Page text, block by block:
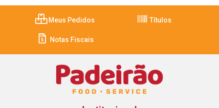
Meus Pedidos Títulos
Notas Fiscais